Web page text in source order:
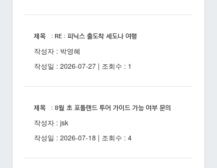
제목 : RE : 피닉스 출도착 세도나 여행
작성자 : 박영혜
작성일 : 2026-07-27 | 조회수 : 1
제목 : 8월 초 포틀랜드 투어 가이드 가능 여부 문의
작성자 : jsk
작성일 : 2026-07-18 | 조회수 : 4